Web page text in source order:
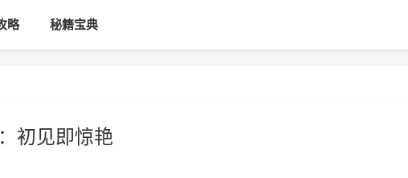
略 秘籍宝典
初见即惊艳